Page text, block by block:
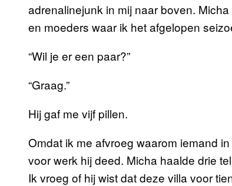
adrenalinejunk in mij naar boven.
en moeders waar ik het afgelopen
“Wil je er een paar?”
“Graag.”
Hij gaf me vijf pillen.
Omdat ik me afvroeg waarom iemand
voor werk hij deed. Micha haalde drie
Ik vroeg of hij wist dat deze villa voor